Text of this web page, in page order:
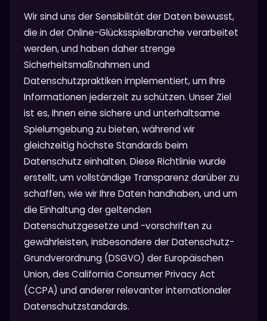
Wir sind uns der Sensibilität der Daten bewusst,
die in der Online-Glücksspielbranche verarbeitet
werden, und haben daher strenge
Sicherheitsmaßnahmen und
Datenschutzpraktiken implementiert, um Ihre
Informationen jederzeit zu schützen. Unser Ziel
ist es, Ihnen eine sichere und unterhaltsame
Spielumgebung zu bieten, während wir
gleichzeitig höchste Standards beim
Datenschutz einhalten. Diese Richtlinie wurde
erstellt, um vollständige Transparenz darüber zu
schaffen, wie wir Ihre Daten handhaben, und um
die Einhaltung der geltenden
Datenschutzgesetze und -vorschriften zu
gewährleisten, insbesondere der Datenschutz-
Grundverordnung (DSGVO) der Europäischen
Union, des California Consumer Privacy Act
(CCPA) und anderer relevanter internationaler
Datenschutzstandards.